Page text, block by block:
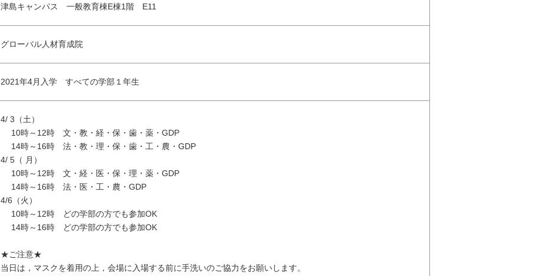
津島キャンパス 一般教育棟E棟1階 E11
グローバル人材育成院
2021年4月入学 すべての学部１年生
4/ 3（土）
10時～12時 文・教・経・保・歯・薬・GDP
14時～16時 法・教・理・保・歯・工・農・GDP
4/ 5（ 月）
10時～12時 文・経・医・保・理・薬・GDP
14時～16時 法・医・工・農・GDP
4/6（火）
10時～12時 どの学部の方でも参加OK
14時～16時 どの学部の方でも参加OK
★ご注意★
当日は，マスクを着用の上，会場に入場する前に手洗いのご協力をお願いします。